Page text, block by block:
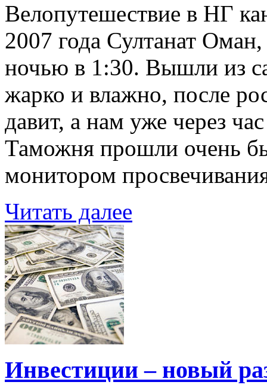
Велопутешествие в НГ
2007 года Султанат
ночью в 1:30. Вышли из
жарко и влажно, после
давит, а нам уже через
Таможня прошли очень
монитором
Читать далее
Инвестиции – новый